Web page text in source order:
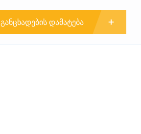
განცხადების დამატება